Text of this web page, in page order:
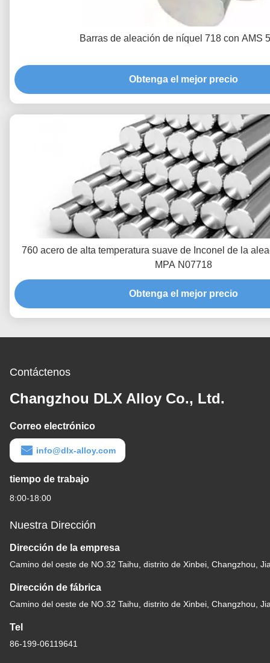
Barras de aleación de níquel 718 con AMS
Obtenga el mejor precio
760 acero de alta temperatura suave de Inconel de la
MPA N07718
Obtenga el mejor precio
Contáctenos
Changzhou DLX Alloy Co., Ltd.
Correo electrónico
info@dlx-alloy.com
tiempo de trabajo
8:00-18:00
Nuestra Dirección
Dirección de la empresa
Camino del oeste de NO.32 Taihu, distrito de Xinbei, Changzhou,
Dirección de fábrica
Camino del oeste de NO.32 Taihu, distrito de Xinbei, Changzhou,
Tel
86-199-06119641